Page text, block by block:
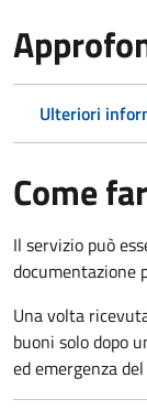
Ulteriori
Come
Il servizio può
documentazione
Una volta
buoni solo dopo
ed emergenza